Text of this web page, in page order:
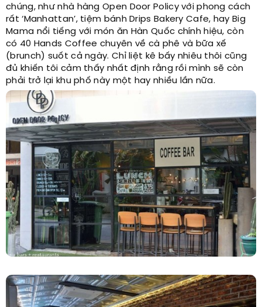
chúng, như nhà hàng Open Door Policy với phong cách
rất ‘Manhattan’, tiệm bánh Drips Bakery Cafe, hay Big
Mama nổi tiếng với món ăn Hàn Quốc chính hiệu, còn
có 40 Hands Coffee chuyên về cà phê và bữa xế
(brunch) suốt cả ngày. Chỉ liệt kê bấy nhiêu thôi cũng
đủ khiến tôi cảm thấy nhất định rằng rồi mình sẽ còn
phải trở lại khu phố này một hay nhiều lần nữa.